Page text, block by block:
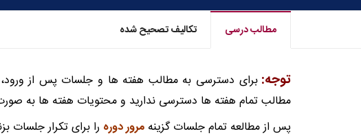
مطالب درسی تکالیف تصحیح شده
توجه:برای دسترسی به مطالب هفته ها و جلسات پس از
مطالب تمام هفته ها دسترسی ندارید و محتویات هفته ها به
پس از مطالعه تمام جلسات گزینه مرور دوره را برای تکرار جلسات